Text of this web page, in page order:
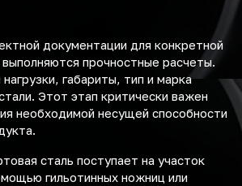
документации для конкретной
прочностные расчеты.
габариты, тип и марка
Этот этап критически важен
необходимой несущей способности
сталь поступает на участок
гильотинных ножниц или